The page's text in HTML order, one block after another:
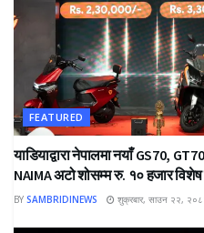
FEATURED
याडियाद्वारा नेपालमा नयाँ GS70,
NAIMA अटो शोसम्म रु. १० हजार
BY SAMBRIDINEWS शुक्रबार, साउन २२,